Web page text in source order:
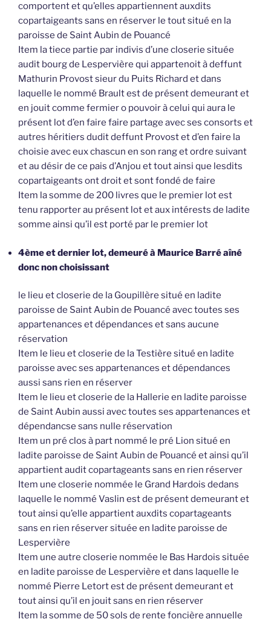
comportent et qu’elles appartiennent auxdits
copartaigeants sans en réserver le tout situé en la
paroisse de Saint Aubin de Pouancé
Item la tiece partie par indivis d’une closerie située
audit bourg de Lespervière qui appartenoit à deffunt
Mathurin Provost sieur du Puits Richard et dans
laquelle le nommé Brault est de présent demeurant et
en jouit comme fermier o pouvoir à celui qui aura le
présent lot d’en faire faire partage avec ses consorts et
autres héritiers dudit deffunt Provost et d’en faire la
choisie avec eux chascun en son rang et ordre suivant
et au désir de ce pais d’Anjou et tout ainsi que lesdits
copartaigeants ont droit et sont fondé de faire
Item la somme de 200 livres que le premier lot est
tenu rapporter au présent lot et aux intérests de ladite
somme ainsi qu’il est porté par le premier lot
4ème et dernier lot, demeuré à Maurice Barré aîné
donc non choisissant
le lieu et closerie de la Goupillère situé en ladite
paroisse de Saint Aubin de Pouancé avec toutes ses
appartenances et dépendances et sans aucune
réservation
Item le lieu et closerie de la Testière situé en ladite
paroisse avec ses appartenances et dépendances
aussi sans rien en réserver
Item le lieu et closerie de la Hallerie en ladite paroisse
de Saint Aubin aussi avec toutes ses appartenances et
dépendancse sans nulle réservation
Item un pré clos à part nommé le pré Lion situé en
ladite paroisse de Saint Aubin de Pouancé et ainsi qu’il
appartient audit copartageants sans en rien réserver
Item une closerie nommée le Grand Hardois dedans
laquelle le nommé Vaslin est de présent demeurant et
tout ainsi qu’elle appartient auxdits copartageants
sans en rien réserver située en ladite paroisse de
Lespervière
Item une autre closerie nommée le Bas Hardois située
en ladite paroisse de Lespervière et dans laquelle le
nommé Pierre Letort est de présent demeurant et
tout ainsi qu’il en jouit sans en rien réserver
Item la somme de 50 sols de rente foncière annuelle